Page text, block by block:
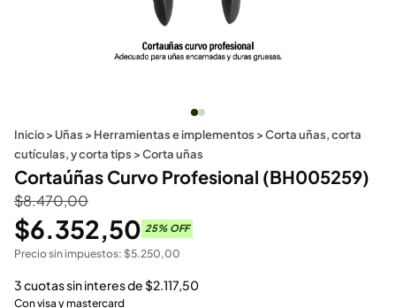
Inicio> Uñas > Herramientas e implementos >Corta uñas, corta
cutículas, y corta tips >Corta uñas
Cortaúñas Curvo Profesional (BH005259)
$8.470,00
$6.352,50 25% OFF
Precio sin impuestos: $5.250,00
3 cuotas sin interes de$2.117,50
Con visa y mastercard